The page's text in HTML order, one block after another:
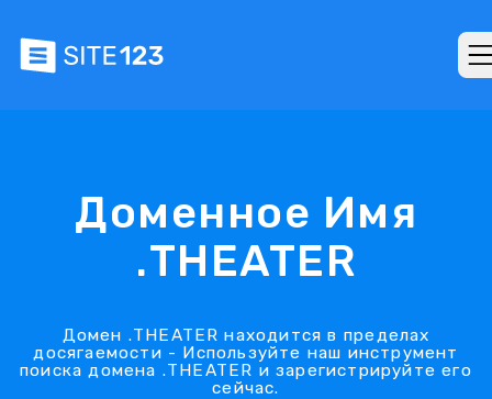
Доменное Имя
.THEATER
Домен .THEATER находится в пределах
досягаемости - Используйте наш инструмент
поиска домена .THEATER и зарегистрируйте его
сейчас.